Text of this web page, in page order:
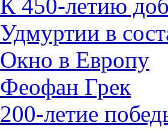
К 450-летию
Удмуртии в
Окно в Европу
Феофан Грек
200-летие